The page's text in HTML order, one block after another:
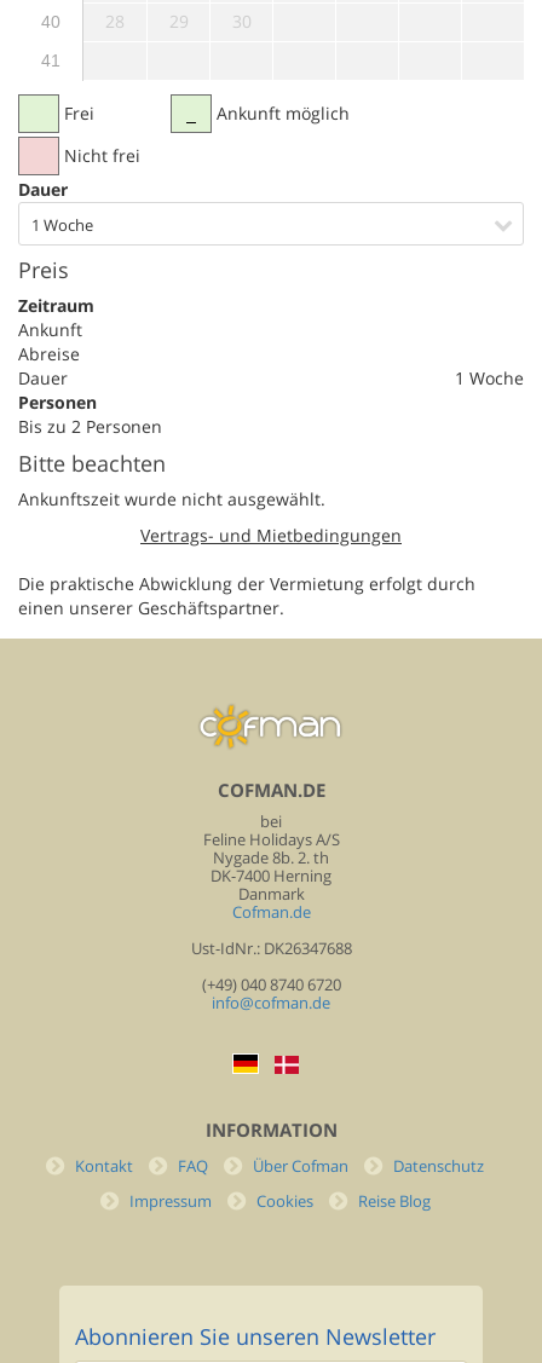
40 28 29 30
41
Frei
Nicht frei
Ankunft möglich
Dauer
1 Woche
Preis
Zeitraum
Ankunft
Abreise
Dauer
1 Woche
Personen
Bis zu 2 Personen
Bitte beachten
Ankunftszeit wurde nicht ausgewählt.
Vertrags- und Mietbedingungen
Die praktische Abwicklung der Vermietung erfolgt durch
einen unserer Geschäftspartner.
COFMAN.DE
bei
Feline Holidays A/S
Nygade 8b. 2. th
DK-7400 Herning
Danmark
Cofman.de
Ust-IdNr.: DK26347688
(+49) 040 8740 6720
info@cofman.de
INFORMATION
Kontakt FAQ Über Cofman
Datenschutz
Impressum
Cookies Reise Blog
Abonnieren Sie unseren Newsletter